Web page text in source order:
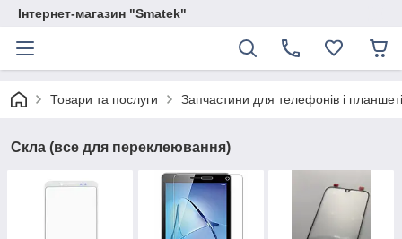
Інтернет-магазин "Smatek"
Товари та послуги Запчастини для телефонів і
Скла (все для переклеювання)